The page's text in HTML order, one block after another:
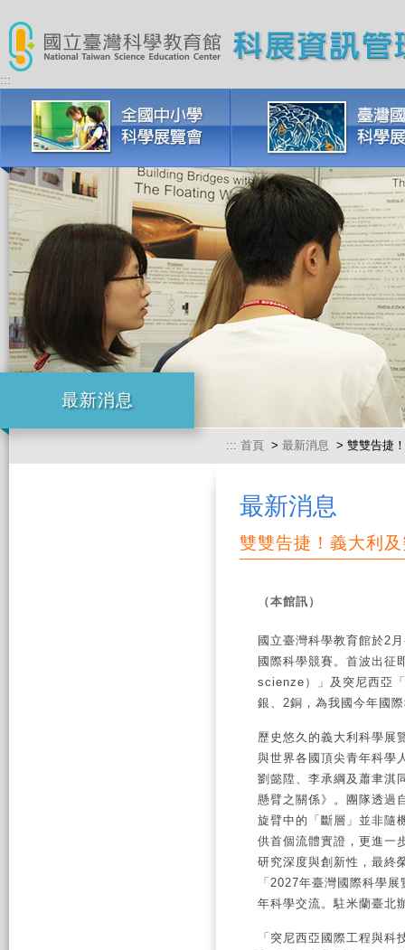
:::
最新消息
::: 首頁 > 最新消息 > 雙雙告捷
最新消息
雙雙告捷！義大利
（本館訊）
國立臺灣科學教育館於2
國際科學競賽。首波出
scienze）」及突尼西亞
銀、2銅，為我國今年國
歷史悠久的義大利科學展
與世界各國頂尖青年科學
劉懿陞、李承綱及蕭聿淇
懸臂之關係》。團隊透過
旋臂中的「斷層」並非隨
供首個流體實證，更進一
研究深度與創新性，最終
「2027年臺灣國際科學
年科學交流。駐米蘭臺北
「突尼西亞國際工程與